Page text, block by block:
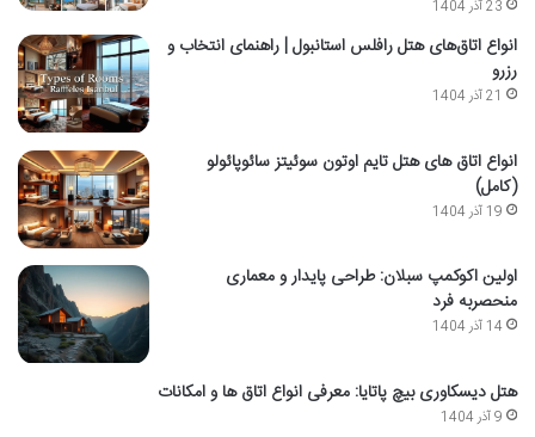
23 آذر 1404
انواع اتاق‌های هتل رافلس استانبول | راهنمای انتخاب و
رزرو
21 آذر 1404
انواع اتاق های هتل تایم اوتون سوئیتز سائوپائولو
(کامل)
19 آذر 1404
اولین اکوکمپ سبلان: طراحی پایدار و معماری
منحصربه فرد
14 آذر 1404
هتل دیسکاوری بیچ پاتایا: معرفی انواع اتاق ها و امکانات
9 آذر 1404